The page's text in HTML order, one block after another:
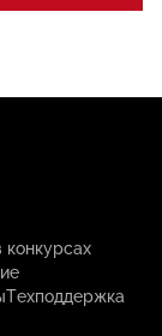
конкурсах
Техподдержка